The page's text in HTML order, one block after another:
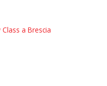
a Brescia